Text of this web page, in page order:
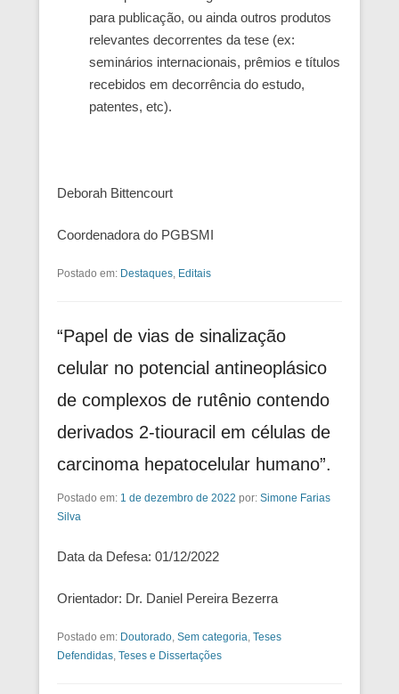
para publicação, ou ainda outros produtos
relevantes decorrentes da tese (ex:
seminários internacionais, prêmios e títulos
recebidos em decorrência do estudo,
patentes, etc).
Deborah Bittencourt
Coordenadora do PGBSMI
Postado em: Destaques, Editais
“Papel de vias de sinalização
celular no potencial antineoplásico
de complexos de rutênio contendo
derivados 2-tiouracil em células de
carcinoma hepatocelular humano”.
Postado em: 1 de dezembro de 2022 por: Simone Farias
Silva
Data da Defesa: 01/12/2022
Orientador: Dr. Daniel Pereira Bezerra
Postado em: Doutorado, Sem categoria, Teses
Defendidas, Teses e Dissertações